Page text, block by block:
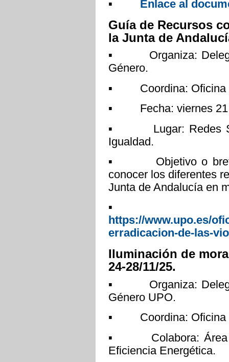
▪ Enlace al
Guía de Recursos
la Junta de
▪ Organiza:
Género.
▪ Coordina: Oficina
▪ Fecha: viernes 21
▪ Lugar: Redes
Igualdad.
▪ Objetivo o breve
conocer los diferentes
Junta de Andalucía en
▪ Más
https://www.upo.es/
erradicacion-de-las-
Iluminación de
24-28/11/25.
▪ Organiza:
Género UPO.
▪ Coordina: Oficina
▪ Colabora: Área de
Eficiencia Energética.